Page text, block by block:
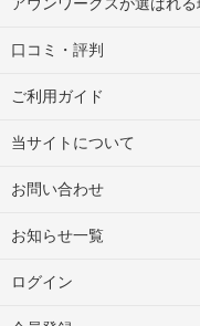
口コミ・評判
ご利用ガイド
当サイトについて
お問い合わせ
お知らせ一覧
ログイン